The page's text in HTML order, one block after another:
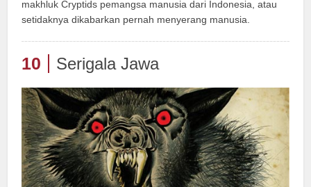
makhluk Cryptids pemangsa manusia dari Indonesia, atau
setidaknya dikabarkan pernah menyerang manusia.
10 Serigala Jawa